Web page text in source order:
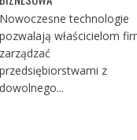
Nowoczesne technologie
pozwalają właścicielom
zarządzać
przedsiębiorstwami z
dowolnego...